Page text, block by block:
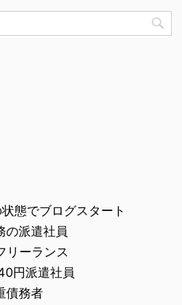
態でブログスタート
の派遣社員
リーランス
円派遣社員
債務者